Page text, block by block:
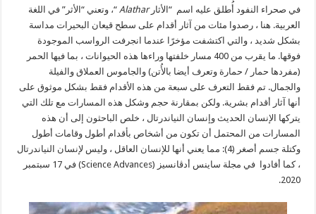
في صحراء النفود أُطلق عليه اسم “الأثارAlathar “، وتعني “الأثر” في اللغة
العربية. هنا ، رصدوا مئات من آثار أقدام على سطح قيعان البحيرات مداسة
بشكل شديد ، والتي اكتشفت مؤخرًا عندما انجرفت الرواسب الموجودة
فوقها. ما يقرب من 400 مسار خلفتها وراءها هذه الحيوانات ، بما فيها الحمر
(مفردها حمار / حمارة وتعرف أيضا بالأُتن) والجاموس العملاق والفيلة
والجمال. تم فقط التعرف على سبعة من هذه الأقدام فقط بشكل موثوق على
أنها آثار أقدام بشرية. ولكن بمقارنة حجم وشكل هذه المسارات مع تلك التي
يتركها الإنسان الحديث وإنسان النياندرتال ، خلص الباحثون إلى أن هذه
المسارات من المحتمل أن تكون من أشخاص بأقدام أطول وقامات أطول
وكتلة جسم أصغر (4): مما يعني أنها للإنسان العاقل ، وليس لإنسان النياندرتال
، كما أفادوا في مجلة ساينس أدڤانسيز (Science Advances) في 17 سبتمبر
2020.